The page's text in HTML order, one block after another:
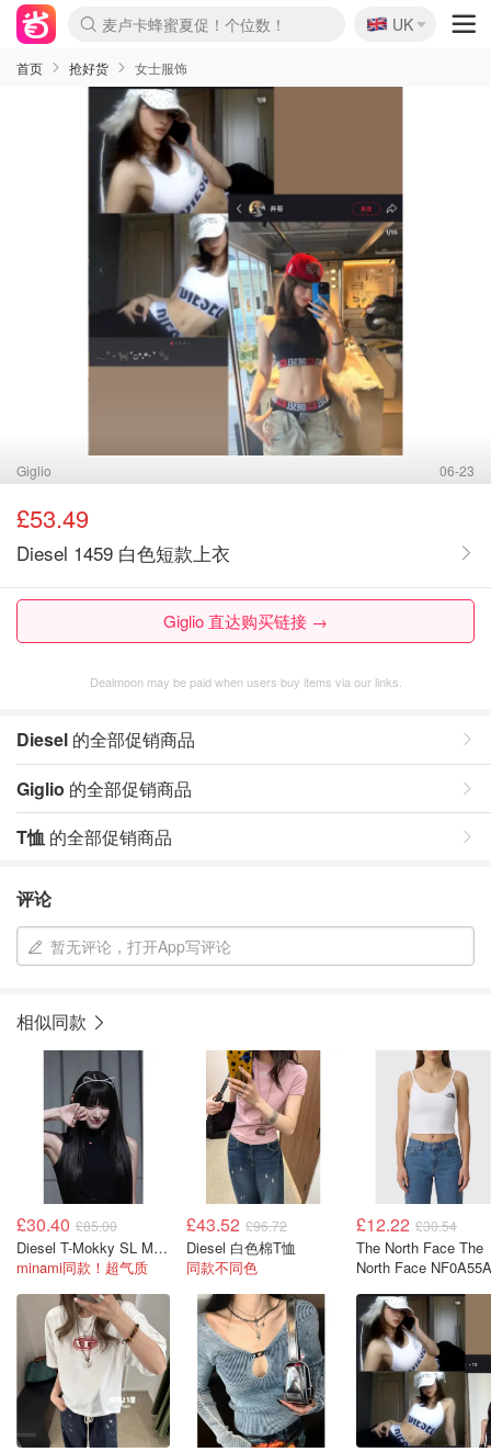
麦卢卡蜂蜜夏促！个位数！
Prada/Miu 4.8折！
啥？必胜客披萨5折！
🇬🇧
UK
首页 抢好货 女士服饰
Giglio 06-23
£53.49
Diesel 1459 白色短款上衣
Giglio 直达购买链接 →
Dealmoon may be paid when users buy items via our links.
Diesel 的全部促销商品
Giglio 的全部促销商品
T恤 的全部促销商品
评论
暂无评论，打开App写评论
相似同款
£30.40 £85.00
Diesel T-Mokky SL Microdiv 上衣
minami同款！超气质
£43.52 £96.72
Diesel 白色棉T恤
同款不同色
£12.22 £30.54
The North Face The
North Face